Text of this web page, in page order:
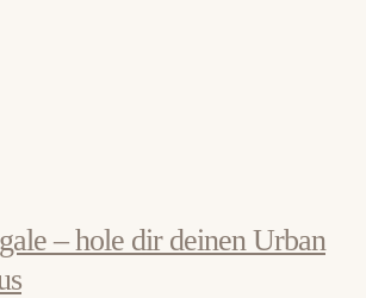
– hole dir deinen Urban